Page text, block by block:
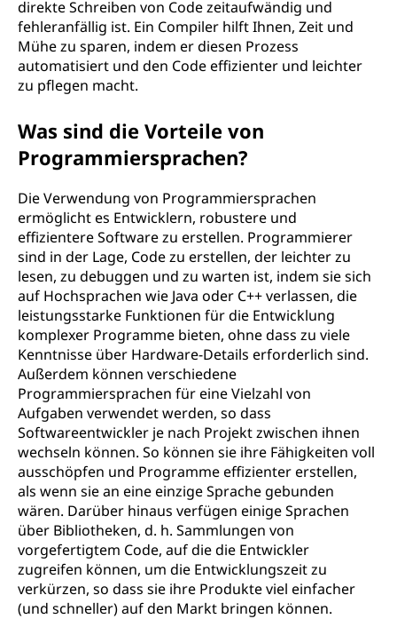
direkte Schreiben von Code zeitaufwändig und
fehleranfällig ist. Ein Compiler hilft Ihnen, Zeit und
Mühe zu sparen, indem er diesen Prozess
automatisiert und den Code effizienter und leichter
zu pflegen macht.
Was sind die Vorteile von
Programmiersprachen?
Die Verwendung von Programmiersprachen
ermöglicht es Entwicklern, robustere und
effizientere Software zu erstellen. Programmierer
sind in der Lage, Code zu erstellen, der leichter zu
lesen, zu debuggen und zu warten ist, indem sie sich
auf Hochsprachen wie Java oder C++ verlassen, die
leistungsstarke Funktionen für die Entwicklung
komplexer Programme bieten, ohne dass zu viele
Kenntnisse über Hardware-Details erforderlich sind.
Außerdem können verschiedene
Programmiersprachen für eine Vielzahl von
Aufgaben verwendet werden, so dass
Softwareentwickler je nach Projekt zwischen ihnen
wechseln können. So können sie ihre Fähigkeiten voll
ausschöpfen und Programme effizienter erstellen,
als wenn sie an eine einzige Sprache gebunden
wären. Darüber hinaus verfügen einige Sprachen
über Bibliotheken, d. h. Sammlungen von
vorgefertigtem Code, auf die die Entwickler
zugreifen können, um die Entwicklungszeit zu
verkürzen, so dass sie ihre Produkte viel einfacher
(und schneller) auf den Markt bringen können.